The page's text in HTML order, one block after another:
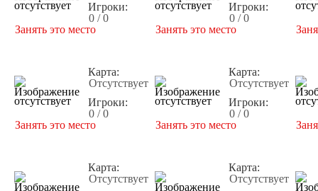
Игроки:
0 / 0
Занять это место
Игроки:
0 / 0
Занять это место
Карта:
Отсутствует
Игроки:
0 / 0
Занять это место
Карта:
Отсутствует
Игроки:
0 / 0
Занять это место
Карта:
Отсутствует
Карта:
Отсутствует